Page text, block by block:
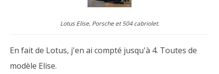
Lotus Elise, Porsche et 504 cabriolet.
En fait de Lotus, j'en ai compté jusqu'à 4. Toutes de
modèle Elise.